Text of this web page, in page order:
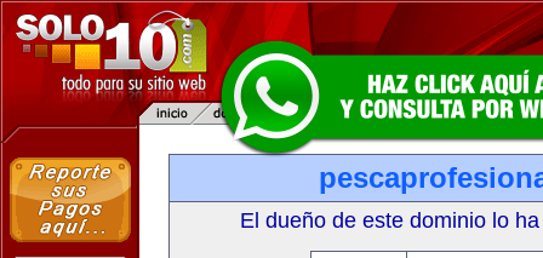
El dueño de este dominio lo